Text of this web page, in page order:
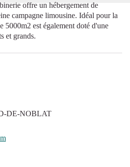
offre un hébergement de
campagne limousine. Idéal pour la
5000m2 est également doté d'une
et grands.
DE-NOBLAT